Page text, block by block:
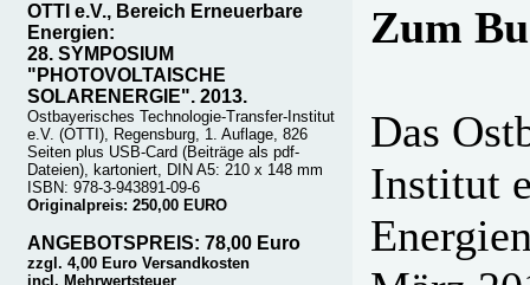
OTTI e.V., Bereich Erneuerbare
Energien:
28. SYMPOSIUM
"PHOTOVOLTAISCHE
SOLARENERGIE". 2013.
Ostbayerisches Technologie-Transfer-Institut
e.V. (OTTI), Regensburg, 1. Auflage, 826
Seiten plus USB-Card (Beiträge als pdf-
Dateien), kartoniert, DIN A5: 210 x 148 mm
ISBN: 978-3-943891-09-6
Originalpreis: 250,00 EURO
ANGEBOTSPREIS: 78,00 Euro
zzgl. 4,00 Euro Versandkosten
incl. Mehrwertsteuer
Zum
Das
Institut